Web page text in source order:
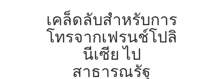
เคล็ดลับสำหรับการ
โทรจากเฟรนช์โปลิ
นีเซีย ไป
สาธารณรัฐ